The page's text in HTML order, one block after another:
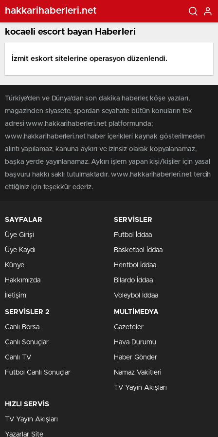
hakkarihaberleri.net
kocaeli escort bayan Haberleri
İzmit eskort sitelerine operasyon düzenlendi.
Türkiye'den ve Dünya’dan son dakika haberler, köşe yazıları,
magazinden siyasete, spordan seyahate bütün konuların tek
adresi www.hakkarihaberleri.net platformunda;
www.hakkarihaberleri.net haber içerikleri kaynak gösterilmeden
alıntı yapılamaz, kanuna aykırı ve izinsiz olarak kopyalanamaz,
başka yerde yayınlanamaz. Aykırı işlem yapan kişi/kişiler için yasal
başvuru hakkı saklı tutulmaktadır. www.hakkarihaberleri.net tercih
ettiğiniz için teşekkür ederiz.
SAYFALAR
Üye Girişi
Üye Kaydı
Künye
Hakkımızda
İletişim
SERVİSLER
Futbol İddaa
Basketbol İddaa
Hentbol İddaa
Bilardo İddaa
Voleybol İddaa
SERVİSLER 2
Canlı Borsa
Canlı Sonuçlar
Canlı TV
Futbol Canlı Sonuçlar
MULTİMEDYA
Gazeteler
Hava Durumu
Haber Gönder
Namaz Vakitleri
TV Yayın Akışları
HIZLI SERVİS
TV Yayın Akışları
Yazarlar Site